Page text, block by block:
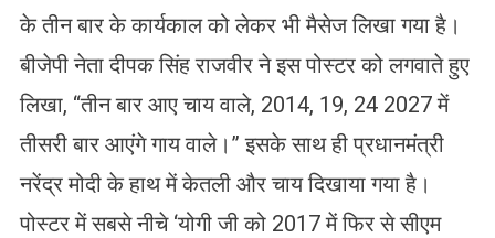
के तीन बार के कार्यकाल को लेकर भी मैसेज लिखा गया है।
बीजेपी नेता दीपक सिंह राजवीर ने इस पोस्टर को लगवाते हुए
लिखा, “तीन बार आए चाय वाले, 2014, 19, 24 2027 में
तीसरी बार आएंगे गाय वाले।” इसके साथ ही प्रधानमंत्री
नरेंद्र मोदी के हाथ में केतली और चाय दिखाया गया है।
पोस्टर में सबसे नीचे ‘योगी जी को 2017 में फिर से सीएम